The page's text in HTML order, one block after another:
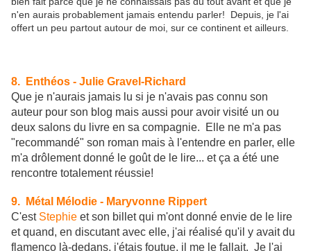
n'en aurais probablement jamais entendu parler! Depuis, je l'ai
offert un peu partout autour de moi, sur ce continent et ailleurs.
8. Enthéos - Julie Gravel-Richard
Que je n'aurais jamais lu si je n'avais pas connu son
auteur pour son blog mais aussi pour avoir visité un ou
deux salons du livre en sa compagnie. Elle ne m'a pas
"recommandé" son roman mais à l'entendre en parler, elle
m'a drôlement donné le goût de le lire... et ça a été une
rencontre totalement réussie!
9. Métal Mélodie - Maryvonne Rippert
C'est Stephie et son billet qui m'ont donné envie de le lire
et quand, en discutant avec elle, j'ai réalisé qu'il y avait du
flamenco là-dedans, j'étais foutue, il me le fallait. Je l'ai